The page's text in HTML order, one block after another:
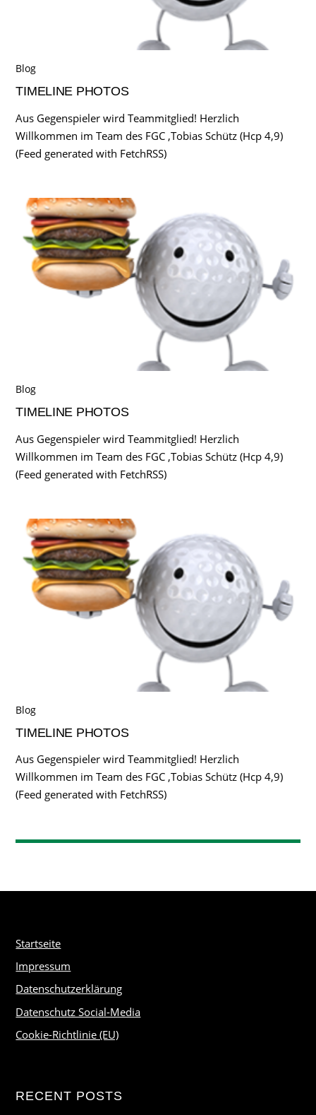
Blog
TIMELINE PHOTOS
Aus Gegenspieler wird Teammitglied! Herzlich
Willkommen im Team des FGC ,Tobias Schütz (Hcp 4,9)
(Feed generated with FetchRSS)
Blog
TIMELINE PHOTOS
Aus Gegenspieler wird Teammitglied! Herzlich
Willkommen im Team des FGC ,Tobias Schütz (Hcp 4,9)
(Feed generated with FetchRSS)
Blog
TIMELINE PHOTOS
Aus Gegenspieler wird Teammitglied! Herzlich
Willkommen im Team des FGC ,Tobias Schütz (Hcp 4,9)
(Feed generated with FetchRSS)
Startseite
Impressum
Datenschutzerklärung
Datenschutz Social-Media
Cookie-Richtlinie (EU)
RECENT POSTS